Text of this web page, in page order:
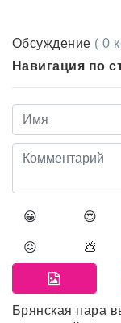
Обсуждение ( 0
Навигация по
😀 😍
😖 💩
Брянская пара